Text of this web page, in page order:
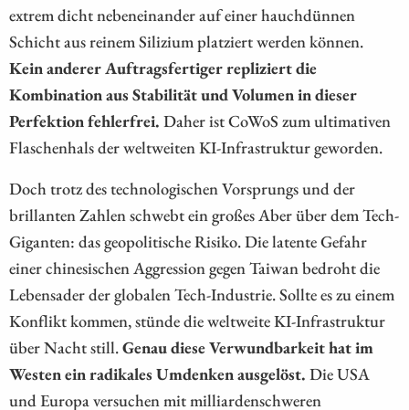
extrem dicht nebeneinander auf einer hauchdünnen
Schicht aus reinem Silizium platziert werden können.
Kein anderer Auftragsfertiger repliziert die
Kombination aus Stabilität und Volumen in dieser
Perfektion fehlerfrei. Daher ist CoWoS zum ultimativen
Flaschenhals der weltweiten KI-Infrastruktur geworden.
Doch trotz des technologischen Vorsprungs und der
brillanten Zahlen schwebt ein großes Aber über dem Tech-
Giganten: das geopolitische Risiko. Die latente Gefahr
einer chinesischen Aggression gegen Taiwan bedroht die
Lebensader der globalen Tech-Industrie. Sollte es zu einem
Konflikt kommen, stünde die weltweite KI-Infrastruktur
über Nacht still.Genau diese Verwundbarkeit hat im
Westen ein radikales Umdenken ausgelöst. Die USA
und Europa versuchen mit milliardenschweren